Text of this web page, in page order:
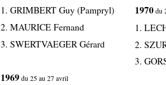
1. GRIMBERT Guy (Pampryl)
2. MAURICE Fernand
3. SWERTVAEGER Gérard
1969 du 25 au 27 avril
1970 du
1.
2.
3.